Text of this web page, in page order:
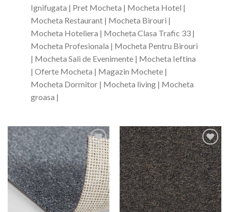
Ignifugata | Pret Mocheta | Mocheta Hotel |
Mocheta Restaurant | Mocheta Birouri |
Mocheta Hoteliera | Mocheta Clasa Trafic 33 |
Mocheta Profesionala | Mocheta Pentru Birouri
| Mocheta Sali de Evenimente | Mocheta Ieftina
| Oferte Mocheta | Magazin Mochete |
Mocheta Dormitor | Mocheta living | Mocheta
groasa |
Adaugă
în
Wishlist
Adaugă
în
Wishlist